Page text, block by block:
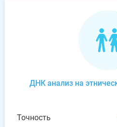
ДНК анализ на
Точность